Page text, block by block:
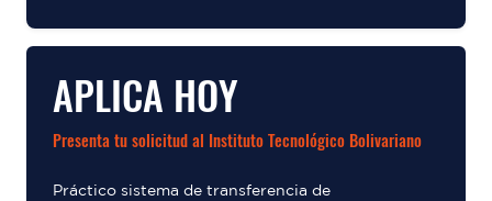
APLICA HOY
Presenta tu solicitud al Instituto Tecnológico Bolivariano
Práctico sistema de transferencia de